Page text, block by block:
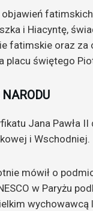
i Hiacyntę,
fatimskie oraz za
placu świętego
Jana Pawła
i Wschodniej.
mówił o
w Paryżu
wychowawcą